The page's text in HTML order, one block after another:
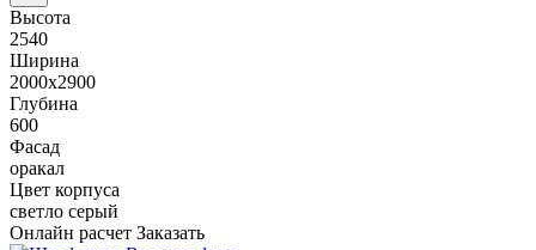
Высота
2540
Ширина
2000x2900
Глубина
600
Фасад
оракал
Цвет корпуса
светло серый
Онлайн расчет Заказать